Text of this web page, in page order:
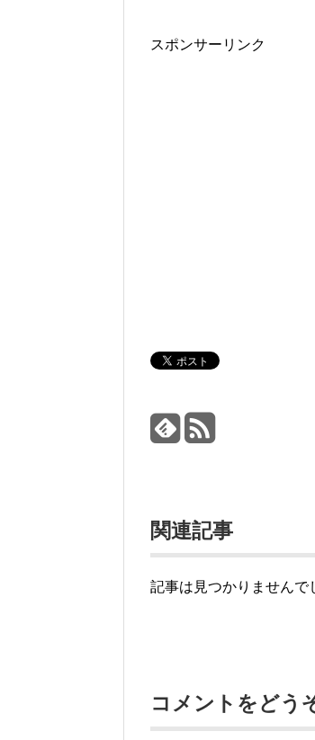
スポンサーリンク
関連記事
記事は見つかりませんで
コメントをどう